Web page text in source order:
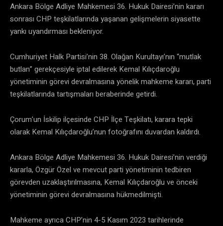
Ankara Bölge Adliye Mahkemesi 36. Hukuk Dairesi’nin kararı
sonrası CHP teşkilatlarında yaşanan gelişmelerin siyasette
yankı uyandırması bekleniyor.
Cumhuriyet Halk Partisi’nin 38. Olağan Kurultayı’nın “mutlak
butlan” gerekçesiyle iptal edilerek Kemal Kılıçdaroğlu
yönetiminin görevi devralmasına yönelik mahkeme kararı, parti
teşkilatlarında tartışmaları beraberinde getirdi.
Çorum’un İskilip ilçesinde CHP İlçe Teşkilatı, karara tepki
olarak Kemal Kılıçdaroğlu’nun fotoğrafını duvardan kaldırdı.
Ankara Bölge Adliye Mahkemesi 36. Hukuk Dairesi’nin verdiği
kararla, Özgür Özel ve mevcut parti yönetiminin tedbiren
görevden uzaklaştırılmasına, Kemal Kılıçdaroğlu ve önceki
yönetiminin görevi devralmasına hükmedilmişti.
Mahkeme ayrıca CHP’nin 4-5 Kasım 2023 tarihlerinde